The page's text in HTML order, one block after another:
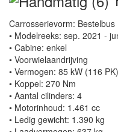
Carrosserievorm: Bestelbus
• Modelreeks: sep. 2021 -
• Cabine: enkel
• Voorwielaandrijving
• Vermogen: 85 kW (116 PK)
• Koppel: 270 Nm
• Aantal cilinders: 4
• Motorinhoud: 1.461 cc
• Ledig gewicht: 1.390 kg